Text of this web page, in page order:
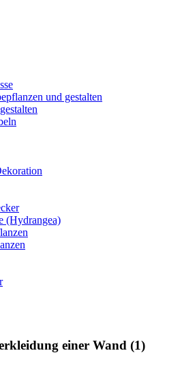
und gestalten
(Hydrangea)
einer Wand (1)